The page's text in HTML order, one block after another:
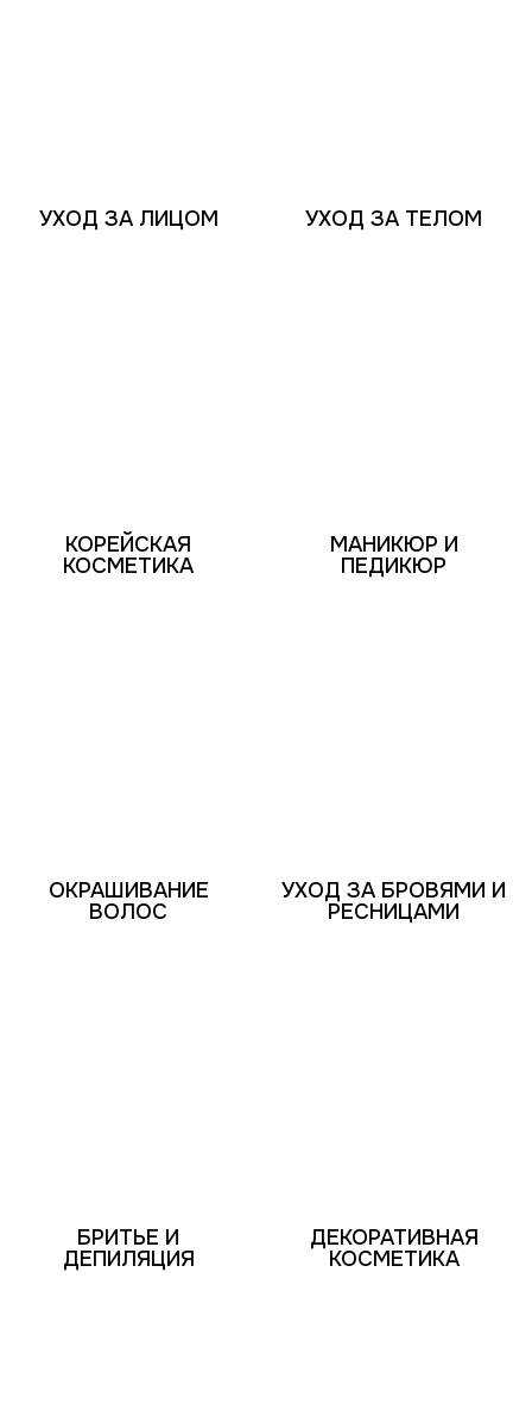
УХОД ЗА ЛИЦОМ УХОД ЗА ТЕЛОМ
КОРЕЙСКАЯ
КОСМЕТИКА
МАНИКЮР И
ПЕДИКЮР
ОКРАШИВАНИЕ
ВОЛОС
УХОД ЗА БРОВЯМИ И
РЕСНИЦАМИ
БРИТЬЕ И
ДЕПИЛЯЦИЯ
ДЕКОРАТИВНАЯ
КОСМЕТИКА